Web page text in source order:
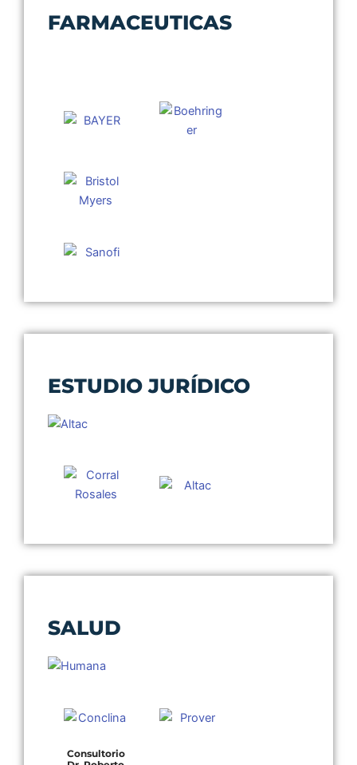
ESTUDIO JURÍDICO
FARMACEUTICAS
SALUD
Consultorio